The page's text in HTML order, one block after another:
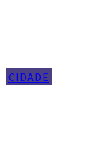
CIDADE